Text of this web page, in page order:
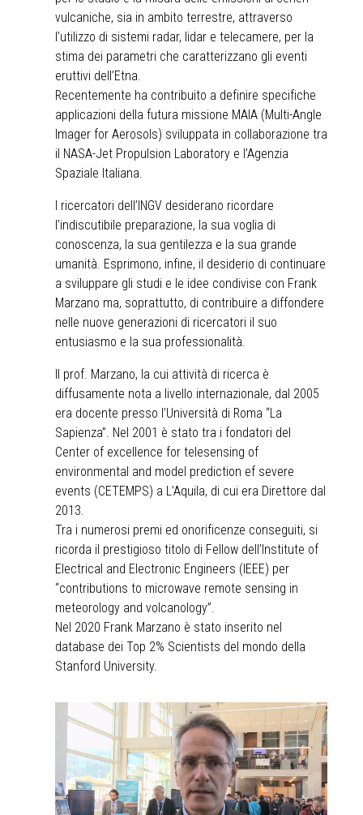
vulcaniche, sia in ambito terrestre, attraverso
l’utilizzo di sistemi radar, lidar e telecamere, per la
stima dei parametri che caratterizzano gli eventi
eruttivi dell’Etna.
Recentemente ha contribuito a definire specifiche
applicazioni della futura missione MAIA (Multi-Angle
Imager for Aerosols) sviluppata in collaborazione tra
il NASA-Jet Propulsion Laboratory e l’Agenzia
Spaziale Italiana.
I ricercatori dell’INGV desiderano ricordare
l’indiscutibile preparazione, la sua voglia di
conoscenza, la sua gentilezza e la sua grande
umanità. Esprimono, infine, il desiderio di continuare
a sviluppare gli studi e le idee condivise con Frank
Marzano ma, soprattutto, di contribuire a diffondere
nelle nuove generazioni di ricercatori il suo
entusiasmo e la sua professionalità.
Il prof. Marzano, la cui attività di ricerca è
diffusamente nota a livello internazionale, dal 2005
era docente presso l’Università di Roma “La
Sapienza”. Nel 2001 è stato tra i fondatori del
Center of excellence for telesensing of
environmental and model prediction ef severe
events (CETEMPS) a L’Aquila, di cui era Direttore dal
2013.
Tra i numerosi premi ed onorificenze conseguiti, si
ricorda il prestigioso titolo di Fellow dell’Institute of
Electrical and Electronic Engineers (IEEE) per
“contributions to microwave remote sensing in
meteorology and volcanology”.
Nel 2020 Frank Marzano è stato inserito nel
database dei Top 2% Scientists del mondo della
Stanford University.